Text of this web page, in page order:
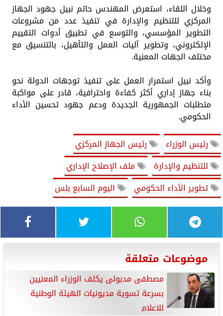
وخلال اللقاء، استعرض المهندس حاتم نبيل جهود الجهاز
المركزي للتنظيم والإدارة في تنفيذ عدد من مشروعات
التطوير المؤسسي، والتوسع في تطبيق أدوات التقييم
الإلكتروني، وتطوير آليات العمل والتأهيل، بالتنسيق مع
مختلف الجهات المعنية.
وأكد نبيل استمرار العمل على تنفيذ توجهات الدولة نحو
بناء جهاز إداري أكثر كفاءة واحترافية، قادر على مواكبة
متطلبات الجمهورية الجديدة ودعم جهود تحسين الأداء
الحكومي.
رئيس الوزراء
رئيس الجهاز المركزي
للتنظيم والإدارة
ملف الإصلاح الإداري
تطوير الأداء الحكومي
اليوم السابع بلس
موضوعات متعلقة
مصطفى مدبولى يكلف الوزراء المعنيين
بسرعة تسوية مديونيات الهيئة الوطنية
للإعلام